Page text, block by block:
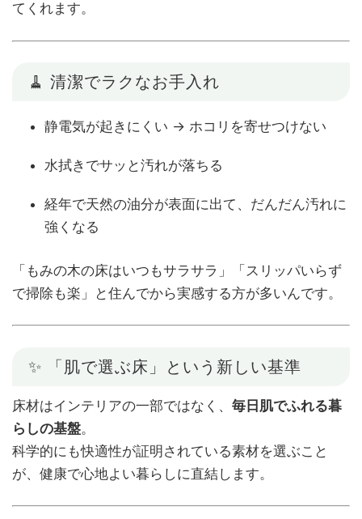
てくれます。
🧹 清潔でラクなお手入れ
静電気が起きにくい → ホコリを寄せつけない
水拭きでサッと汚れが落ちる
経年で天然の油分が表面に出て、だんだん汚れに
強くなる
「もみの木の床はいつもサラサラ」「スリッパいらず
で掃除も楽」と住んでから実感する方が多いんです。
✨ 「肌で選ぶ床」という新しい基準
床材はインテリアの一部ではなく、 毎日肌でふれる暮
らしの基盤。
科学的にも快適性が証明されている素材を選ぶこと
が、健康で心地よい暮らしに直結します。